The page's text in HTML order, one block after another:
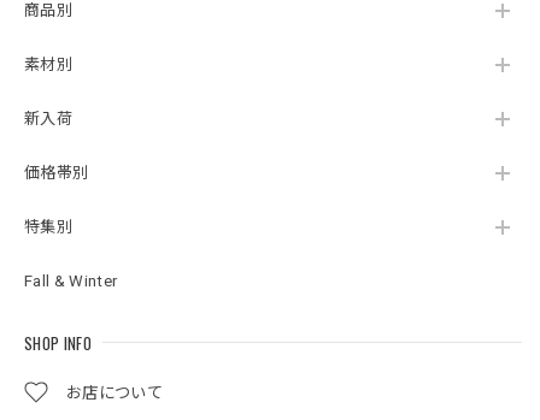
商品別
素材別
新入荷
価格帯別
特集別
Fall & Winter
SHOP INFO
お店について